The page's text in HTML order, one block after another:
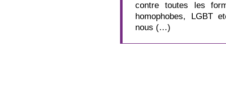
contre toutes les
homophobes, LGBT
nous (…)